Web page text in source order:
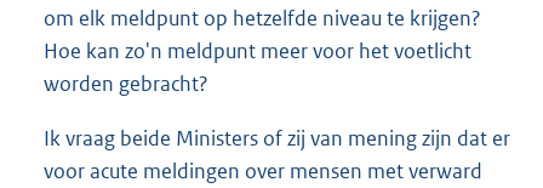
om elk meldpunt op hetzelfde niveau te krijgen?
Hoe kan zo'n meldpunt meer voor het voetlicht
worden gebracht?
Ik vraag beide Ministers of zij van mening zijn dat er
voor acute meldingen over mensen met verward